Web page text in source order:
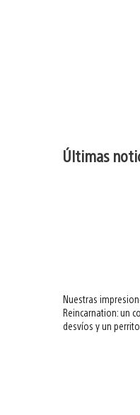
Últimas
Nuestras
Reincarnation: un
desvíos y un